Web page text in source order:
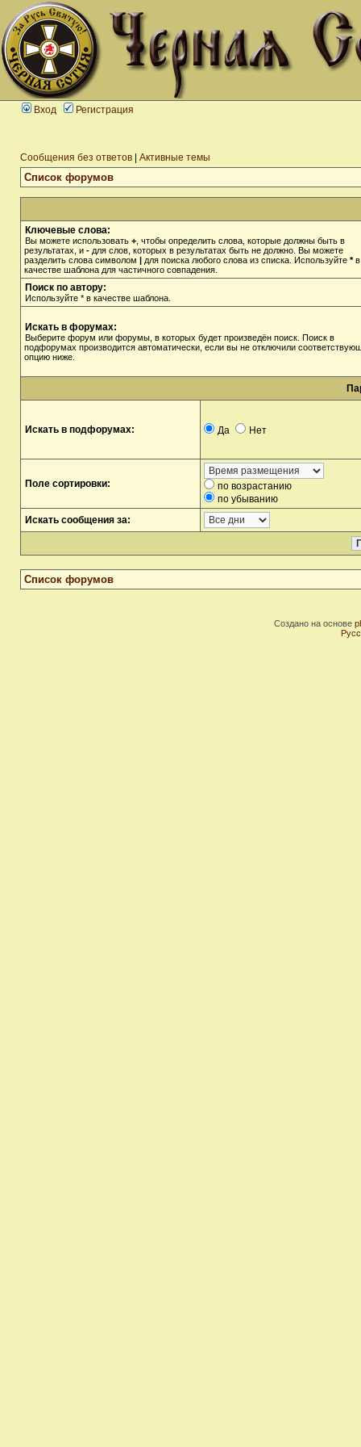
Вход Регистрация
Сообщения без ответов Активные темы
Список форумов
Ключевые слова:
Вы можете использовать + , чтобы определить слова, которые должны быть в
результатах, и - для слов, которых в результатах быть не должно. Вы можете
разделить слова символом | для поиска любого слова из списка. Используйте *в
качестве шаблона для частичного совпадения.
Поиск по автору:
Используйте * в качестве шаблона.
Искать в форумах:
Выберите форум или форумы, в которых будет произведён поиск. Поиск в
подфорумах производится автоматически, если вы не отключили
опцию ниже.
Искать в подфорумах: Да Нет
Поле сортировки:
по возрастанию
по убыванию
Искать сообщения за:
Список форумов
Создано на основе